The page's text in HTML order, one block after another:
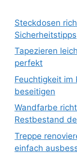
Steckdosen
Sicherheitstipps
Tapezieren
perfekt
Feuchtigkeit im
beseitigen
Wandfarbe
Restbestand
Treppe
einfach